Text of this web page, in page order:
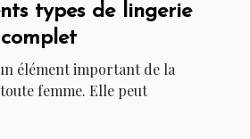
types de lingerie
élément important de la
femme. Elle peut